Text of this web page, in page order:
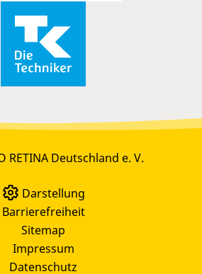
RETINA Deutschland e. V.
Darstellung
Barrierefreiheit
Sitemap
Impressum
Datenschutz